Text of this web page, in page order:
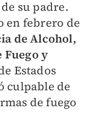
su padre.
en febrero de
de Alcohol,
Fuego y
Estados
culpable de
de fuego